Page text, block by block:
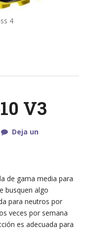
4
V3
Deja un
de gama media para
busquen algo
para neutros por
veces por semana
es adecuada para